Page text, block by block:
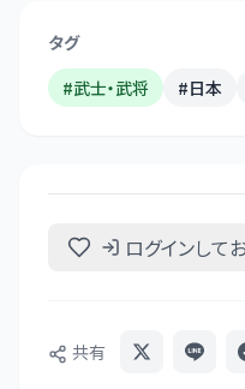
タグ
#武士・武将 #日本
ログインして
共有